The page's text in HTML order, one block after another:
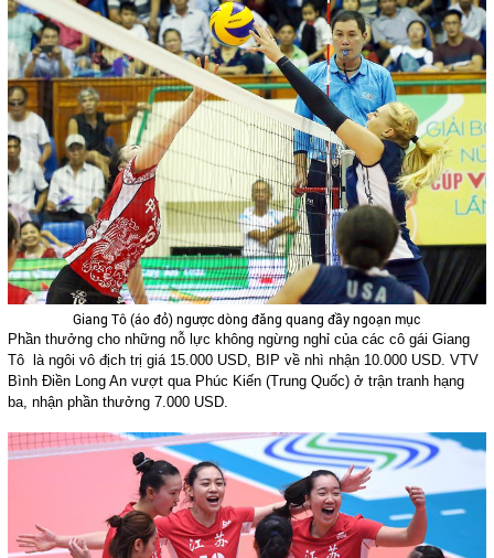
Giang Tô (áo đỏ) ngược dòng đăng quang đầy ngoạn mục
Phần thưởng cho những nỗ lực không ngừng nghỉ của các cô gái Giang
Tô  là ngôi vô địch trị giá 15.000 USD, BIP về nhì nhận 10.000 USD. VTV
Bình Điền Long An vượt qua Phúc Kiến (Trung Quốc) ở trận tranh hạng
ba, nhận phần thưởng 7.000 USD.